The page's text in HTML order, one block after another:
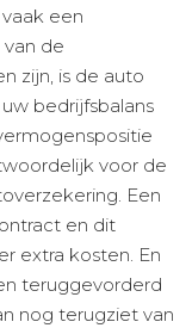
een
de
zijn, is de auto
bedrijfsbalans
voor de
Een
en dit
extra kosten. En
teruggevorderd
nog terugziet van